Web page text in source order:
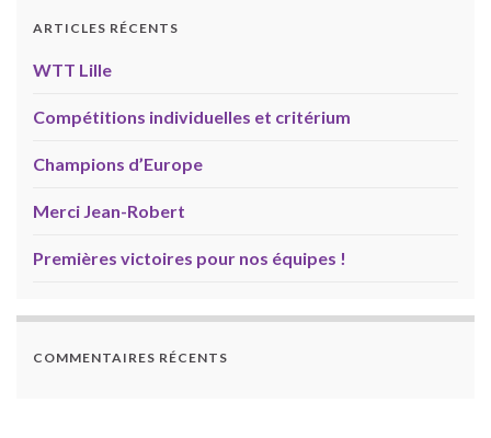
ARTICLES RÉCENTS
WTT Lille
Compétitions individuelles et critérium
Champions d’Europe
Merci Jean-Robert
Premières victoires pour nos équipes !
COMMENTAIRES RÉCENTS